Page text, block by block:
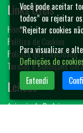
Links Úteis
Home
Política de Cookies
Política de Privacidade
Termos e Condições
Leilões
Animais de Rodeio
Você pode aceitar
todos” ou rejeitar
“Rejeitar cookies
Para visualizar e
Definições de
Entendi